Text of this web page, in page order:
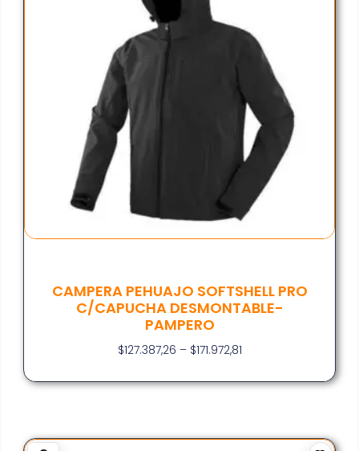
CAMPERA PEHUAJO SOFTSHELL PRO
C/CAPUCHA DESMONTABLE-
PAMPERO
$127.387,26 – $171.972,81